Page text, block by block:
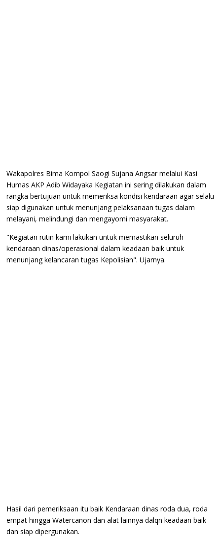
Wakapolres Bima Kompol Saogi Sujana Angsar melalui Kasi
Humas AKP Adib Widayaka Kegiatan ini sering dilakukan dalam
rangka bertujuan untuk memeriksa kondisi kendaraan agar selalu
siap digunakan untuk menunjang pelaksanaan tugas dalam
melayani, melindungi dan mengayomi masyarakat.
"Kegiatan rutin kami lakukan untuk memastikan seluruh
kendaraan dinas/operasional dalam keadaan baik untuk
menunjang kelancaran tugas Kepolisian". Ujarnya.
Hasil dari pemeriksaan itu baik Kendaraan dinas roda dua, roda
empat hingga Watercanon dan alat lainnya dalqn keadaan baik
dan siap dipergunakan.